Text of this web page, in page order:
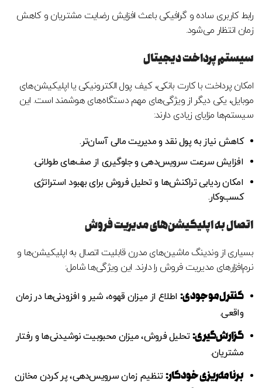
رابط کاربری ساده و گرافیکی باعث افزایش رضایت مشتریان و کاهش
زمان انتظار می‌شود.
سیستم پرداخت دیجیتال
امکان پرداخت با کارت بانکی، کیف پول الکترونیکی یا اپلیکیشن‌های
موبایل، یکی دیگر از ویژگی‌های مهم دستگاه‌های هوشمند است. این
سیستم‌ها مزایای زیادی دارند:
کاهش نیاز به پول نقد و مدیریت مالی آسان‌تر.
افزایش سرعت سرویس‌دهی و جلوگیری از صف‌های طولانی.
امکان ردیابی تراکنش‌ها و تحلیل فروش برای بهبود استراتژی
کسب‌وکار.
اتصال به اپلیکیشن‌های مدیریت فروش
بسیاری از وندینگ ماشین‌های مدرن قابلیت اتصال به اپلیکیشن‌ها و
نرم‌افزارهای مدیریت فروش را دارند. این ویژگی‌ها شامل:
کنترل موجودی:اطلاع از میزان قهوه، شیر و افزودنی‌ها در زمان
واقعی.
گزارش‌گیری:تحلیل فروش، میزان محبوبیت نوشیدنی‌ها و رفتار
مشتریان.
برنامه‌ریزی خودکار:تنظیم زمان سرویس‌دهی، پر کردن مخازن